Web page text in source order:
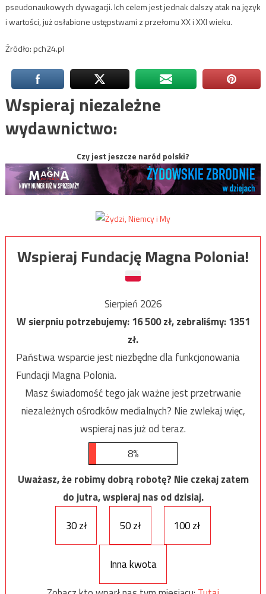
pseudonaukowych dywagacji. Ich celem jest jednak dalszy atak na język
i wartości, już osłabione ustępstwami z przełomu XX i XXI wieku.
Źródło: pch24.pl
Wspieraj niezależne
wydawnictwo:
Czy jest jeszcze naród polski?
Wspieraj Fundację Magna Polonia!
Sierpień 2026
W sierpniu potrzebujemy:16 500zł, zebraliśmy:1351
zł.
Państwa wsparcie jest niezbędne dla funkcjonowania
Fundacji Magna Polonia.
Masz świadomość tego jak ważne jest przetrwanie
niezależnych ośrodków medialnych? Nie zwlekaj więc,
wspieraj nas już od teraz.
8%
Uważasz, że robimy dobrą robotę? Nie czekaj zatem
do jutra, wspieraj nas od dzisiaj.
30 zł
50 zł 100 zł
Inna kwota